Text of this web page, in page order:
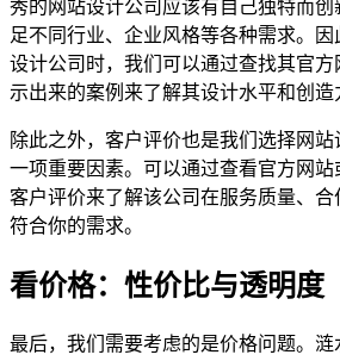
秀的网站设计公司应该有自己独特而
足不同行业、企业风格等各种需求。
设计公司时，我们可以通过查找其官
示出来的案例来了解其设计水平和创造
除此之外，客户评价也是我们选择网
一项重要因素。可以通过查看官方网
客户评价来了解该公司在服务质量、
符合你的需求。
看价格：性价比与透明度
最后，我们需要考虑的是价格问题。